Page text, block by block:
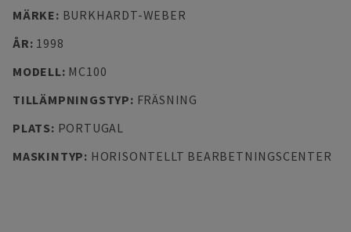
MÄRKE: BURKHARDT-WEBER
ÅR: 1998
MODELL: MC100
TILLÄMPNINGSTYP: FRÄSNING
PLATS: PORTUGAL
MASKINTYP: HORISONTELLT BEARBETNINGSCENTER